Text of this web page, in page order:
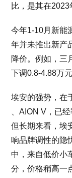
比，是其在2023
今年1-10月新能
年并未推出新产
降价。例如，三
下调0.8-4.88万元
埃安的强势，在
、AION V，已
但长期来看，埃
响品牌调性的隐
中，来自低价小
分，价格稍高一